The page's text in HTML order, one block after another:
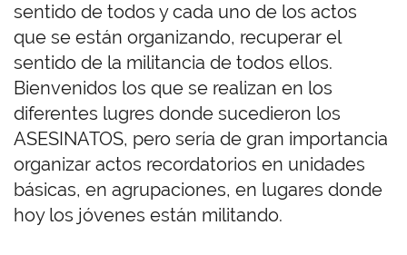
sentido de todos y cada uno de los actos
que se están organizando, recuperar el
sentido de la militancia de todos ellos.
Bienvenidos los que se realizan en los
diferentes lugres donde sucedieron los
ASESINATOS, pero sería de gran importancia
organizar actos recordatorios en unidades
básicas, en agrupaciones, en lugares donde
hoy los jóvenes están militando.